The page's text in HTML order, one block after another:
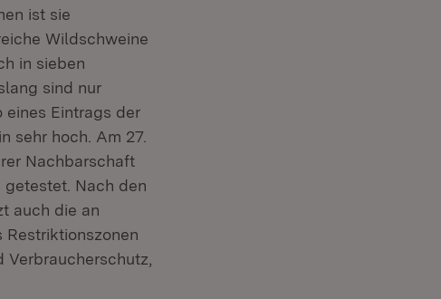
ist sie
Wildschweine
in sieben
sind nur
eines Eintrags der
sehr hoch. Am 27.
Nachbarschaft
Nach den
Fenster)
auch die an
Restriktionszonen